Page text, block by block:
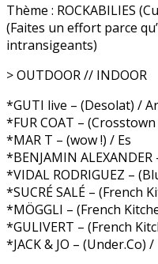
Thème : ROCKABILIES
(Faites un effort parce
intransigeants)
> OUTDOOR // INDOOR
*GUTI live – (Desolat) / Ar
*FUR COAT –
*MAR T – (wow !) / Es
*BENJAMIN
*VIDAL RODRIGUEZ –
*SUCRÉ SALÉ – (French
*MÖGGLI – (French
*GULIVERT – (French
*JACK & JO – (Under.Co) /